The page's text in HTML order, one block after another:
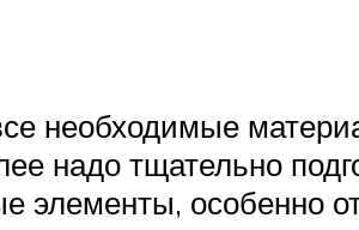
необходимые
надо тщательно
элементы, особенно